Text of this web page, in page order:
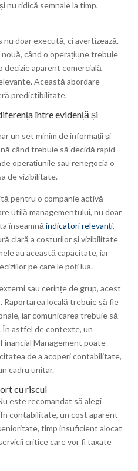
nu ridică semnale la timp,
doar execută, ci avertizează.
când o operațiune trebuie
decizie aparent comercială
Această abordare
predictibilitate.
între evidență și
un set minim de informații și
când trebuie să decidă rapid
operațiunile sau renegocia o
de vizibilitate.
pentru o companie activă
utilă managementului, nu doar
înseamnăindicatori relevanți,
clară a costurilor și vizibilitate
au această capacitate, iar
pe care le poți lua.
sau cerințe de grup, acest
locală trebuie să fie
iar comunicarea trebuie să
astfel de contexte, un
Management poate
de a acoperi contabilitate,
cadru unitar.
cu riscul
este recomandat să alegi
contabilitate, un cost aparent
timp insuficient alocat
critice care vor fi taxate